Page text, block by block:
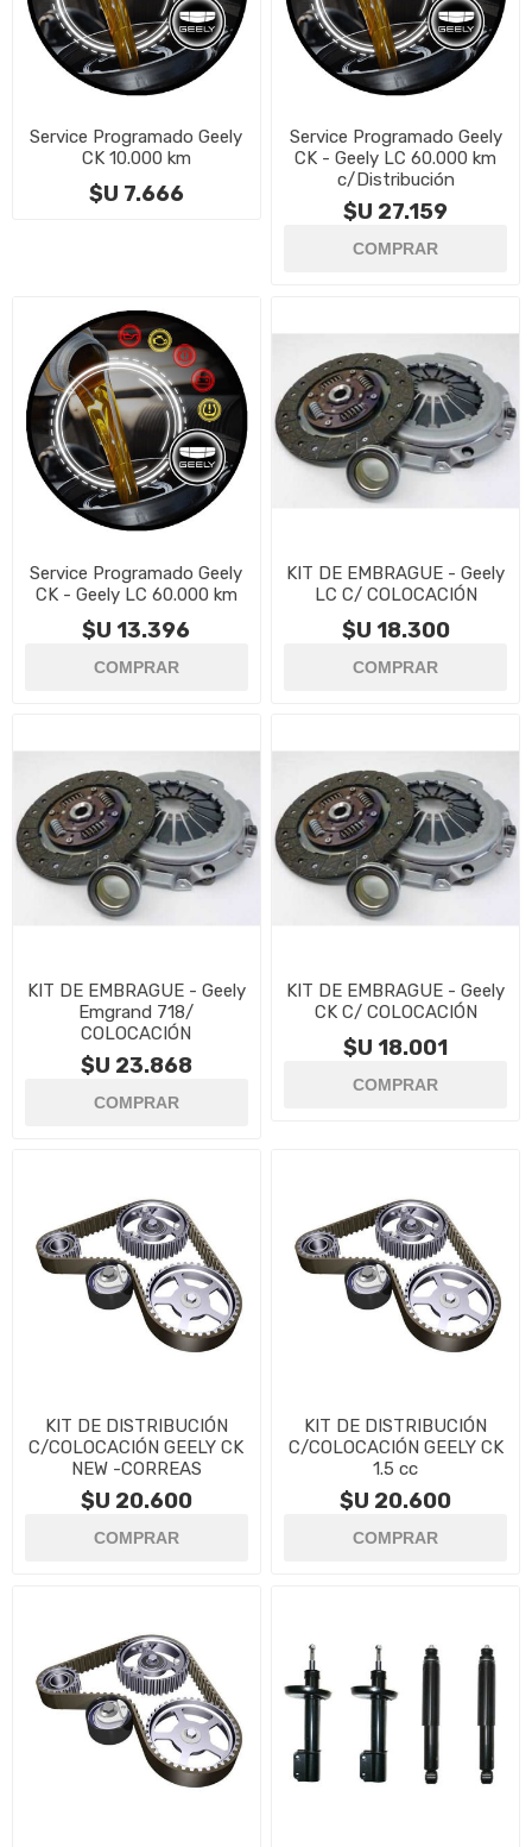
Service Programado Geely
CK 10.000 km
$U 7.666
Service Programado Geely
CK - Geely LC 60.000 km
c/Distribución
$U 27.159
Service Programado Geely
CK - Geely LC 60.000 km
$U 13.396
KIT DE EMBRAGUE - Geely
LC C/ COLOCACIÓN
$U 18.300
KIT DE EMBRAGUE - Geely
Emgrand 718/
COLOCACIÓN
$U 23.868
KIT DE EMBRAGUE - Geely
CK C/ COLOCACIÓN
$U 18.001
KIT DE DISTRIBUCIÓN
C/COLOCACIÓN GEELY CK
NEW -CORREAS
$U 20.600
KIT DE DISTRIBUCIÓN
C/COLOCACIÓN GEELY CK
1.5 cc
$U 20.600